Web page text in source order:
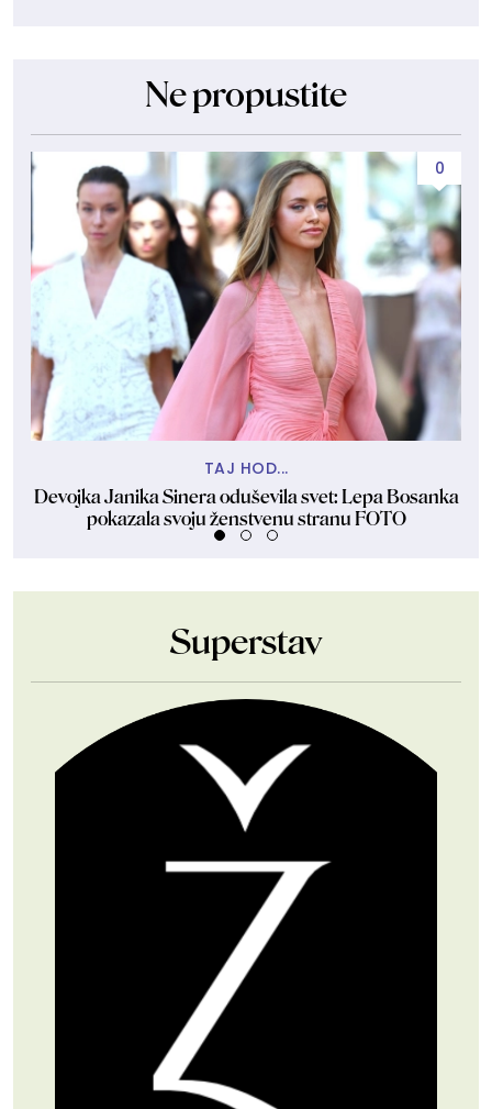
Ne propustite
0
TAJ HOD...
Devojka Janika Sinera oduševila svet: Lepa Bosanka
pokazala svoju ženstvenu stranu FOTO
Superstav